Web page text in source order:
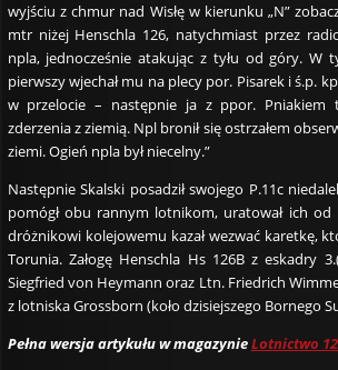
wyjściu z chmur nad Wisłę w kierunku „N”
mtr niżej Henschla 126, natychmiast przez
npla, jednocześnie atakując z tyłu od góry. W
pierwszy wjechał mu na plecy por. Pisarek i ś.p.
w przelocie – następnie ja z ppor. Pniakiem
zderzenia z ziemią. Npl bronił się ostrzałem
ziemi. Ogień npla był niecelny.”
Następnie Skalski posadził swojego P.11c
pomógł obu rannym lotnikom, uratował ich od
dróżnikowi kolejowemu kazał wezwać karetkę,
Torunia. Załogę Henschla Hs 126B z eskadry
Siegfried von Heymann oraz Ltn. Friedrich
z lotniska Grossborn (koło dzisiejszego Bornego
Pełna wersja artykułu w magazynieLotnictwo